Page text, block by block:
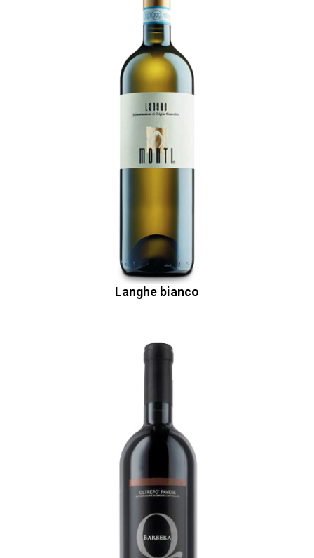
Langhe bianco